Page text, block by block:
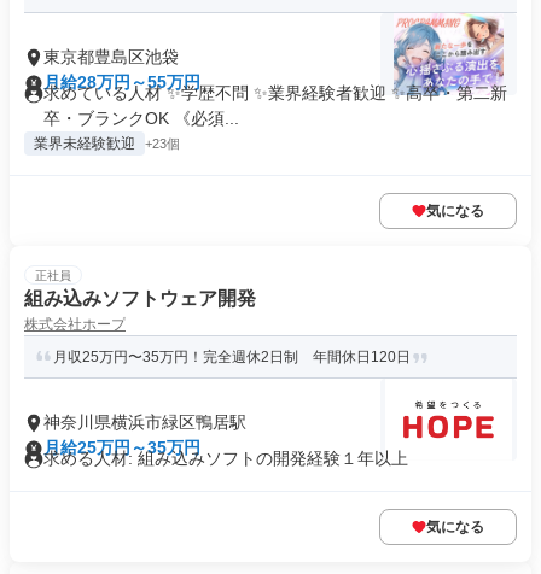
東京都豊島区池袋
月給28万円～55万円
求めている人材 ✨学歴不問 ✨業界経験者歓迎 ✨高卒・第二新
卒・ブランクOK 《必須...
業界未経験歓迎 +23個
気になる
正社員
組み込みソフトウェア開発
株式会社ホープ
月収25万円〜35万円！完全週休2日制 年間休日120日
神奈川県横浜市緑区鴨居駅
月給25万円～35万円
求める人材: 組み込みソフトの開発経験１年以上
気になる